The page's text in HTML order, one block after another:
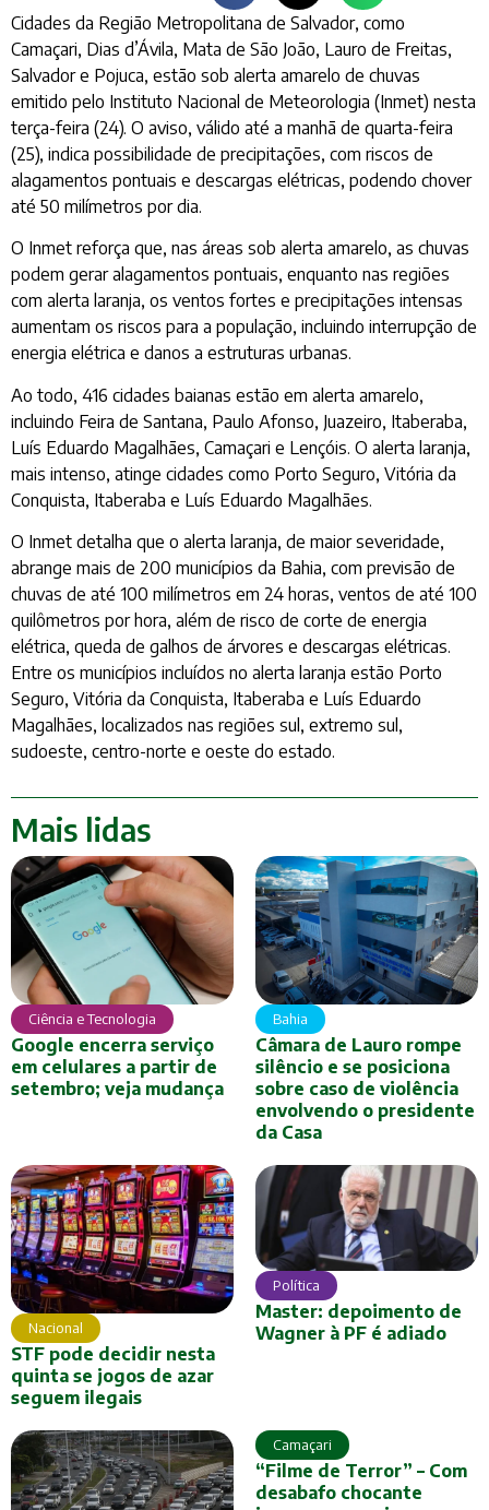
Cidades da Região Metropolitana de Salvador, como
Camaçari, Dias d’Ávila, Mata de São João, Lauro de Freitas,
Salvador e Pojuca, estão sob alerta amarelo de chuvas
emitido pelo Instituto Nacional de Meteorologia (Inmet) nesta
terça-feira (24). O aviso, válido até a manhã de quarta-feira
(25), indica possibilidade de precipitações, com riscos de
alagamentos pontuais e descargas elétricas, podendo chover
até 50 milímetros por dia.
O Inmet reforça que, nas áreas sob alerta amarelo, as chuvas
podem gerar alagamentos pontuais, enquanto nas regiões
com alerta laranja, os ventos fortes e precipitações intensas
aumentam os riscos para a população, incluindo interrupção de
energia elétrica e danos a estruturas urbanas.
Ao todo, 416 cidades baianas estão em alerta amarelo,
incluindo Feira de Santana, Paulo Afonso, Juazeiro, Itaberaba,
Luís Eduardo Magalhães, Camaçari e Lençóis. O alerta laranja,
mais intenso, atinge cidades como Porto Seguro, Vitória da
Conquista, Itaberaba e Luís Eduardo Magalhães.
O Inmet detalha que o alerta laranja, de maior severidade,
abrange mais de 200 municípios da Bahia, com previsão de
chuvas de até 100 milímetros em 24 horas, ventos de até 100
quilômetros por hora, além de risco de corte de energia
elétrica, queda de galhos de árvores e descargas elétricas.
Entre os municípios incluídos no alerta laranja estão Porto
Seguro, Vitória da Conquista, Itaberaba e Luís Eduardo
Magalhães, localizados nas regiões sul, extremo sul,
sudoeste, centro-norte e oeste do estado.
Mais lidas
Ciência e Tecnologia
Google encerra serviço
em celulares a partir de
setembro; veja mudança
Bahia
Câmara de Lauro rompe
silêncio e se posiciona
sobre caso de violência
envolvendo o presidente
da Casa
Nacional
STF pode decidir nesta
quinta se jogos de azar
seguem ilegais
Política
Master: depoimento de
Wagner à PF é adiado
Camaçari
“Filme de Terror” – Com
desabafo chocante